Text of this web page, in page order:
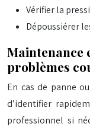
Vérifier la
Dépoussiérer
Maintenance
problèmes
En cas de panne
d’identifier
professionnel si